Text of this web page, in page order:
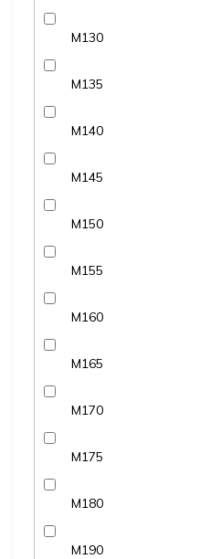
M130
M135
M140
M145
M150
M155
M160
M165
M170
M175
M180
M190